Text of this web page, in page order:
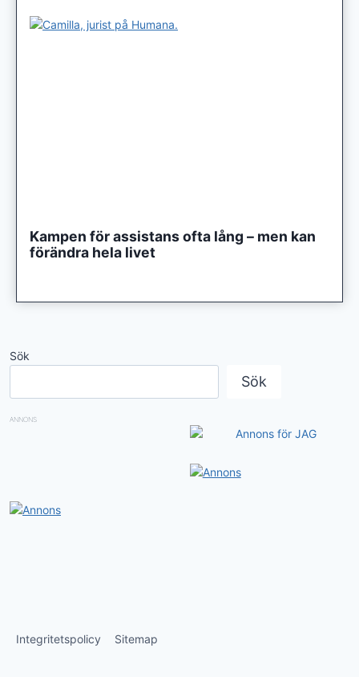
Kampen för assistans ofta lång – men kan
förändra hela livet
Sök
Sök
ANNONS
Integritetspolicy Sitemap